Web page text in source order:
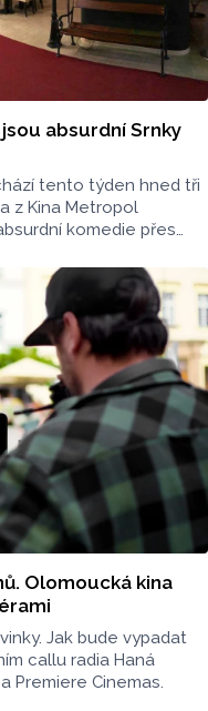
absurdní Srnky
tento týden hned tři
z Kina Metropol
komedie přes
pro radio Haná.
Olomoucká kina
Jak bude vypadat
callu radia Haná
Premiere Cinemas.